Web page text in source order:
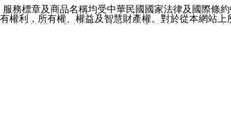
務標章及商品名稱均受中華民國國家法律及國際條
權利，所有權、權益及智慧財產權。對於從本網站